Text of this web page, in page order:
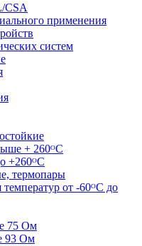
CSA
применения
систем
+ 260ᴼС
+260ᴼС
термопары
от -60ᴼC до
75 Ом
93 Ом